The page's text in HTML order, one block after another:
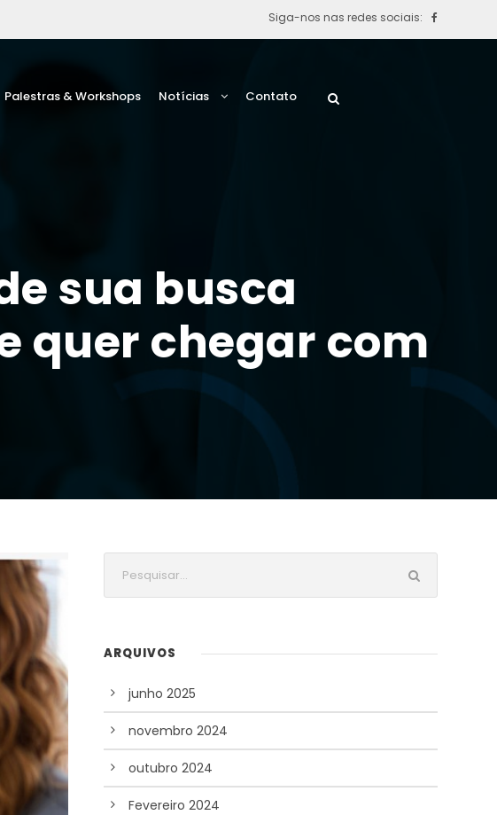
Siga-nos nas redes sociais:
Palestras & Workshops Notícias Contato
sua busca
quer chegar com
ARQUIVOS
junho 2025
novembro 2024
outubro 2024
Fevereiro 2024